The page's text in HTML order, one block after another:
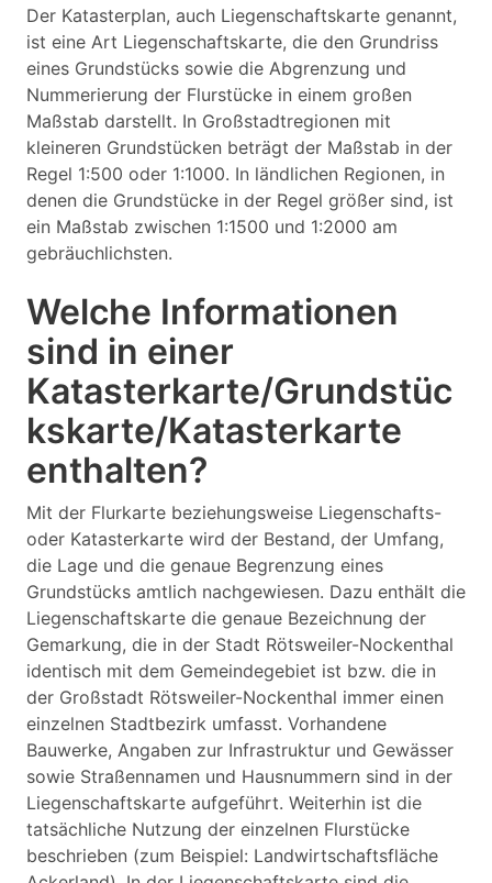
Der Katasterplan, auch Liegenschaftskarte genannt,
ist eine Art Liegenschaftskarte, die den Grundriss
eines Grundstücks sowie die Abgrenzung und
Nummerierung der Flurstücke in einem großen
Maßstab darstellt. In Großstadtregionen mit
kleineren Grundstücken beträgt der Maßstab in der
Regel 1:500 oder 1:1000. In ländlichen Regionen, in
denen die Grundstücke in der Regel größer sind, ist
ein Maßstab zwischen 1:1500 und 1:2000 am
gebräuchlichsten.
Welche Informationen
sind in einer
Katasterkarte/Grundstüc
kskarte/Katasterkarte
enthalten?
Mit der Flurkarte beziehungsweise Liegenschafts-
oder Katasterkarte wird der Bestand, der Umfang,
die Lage und die genaue Begrenzung eines
Grundstücks amtlich nachgewiesen. Dazu enthält die
Liegenschaftskarte die genaue Bezeichnung der
Gemarkung, die in der Stadt Rötsweiler-Nockenthal
identisch mit dem Gemeindegebiet ist bzw. die in
der Großstadt Rötsweiler-Nockenthal immer einen
einzelnen Stadtbezirk umfasst. Vorhandene
Bauwerke, Angaben zur Infrastruktur und Gewässer
sowie Straßennamen und Hausnummern sind in der
Liegenschaftskarte aufgeführt. Weiterhin ist die
tatsächliche Nutzung der einzelnen Flurstücke
beschrieben (zum Beispiel: Landwirtschaftsfläche